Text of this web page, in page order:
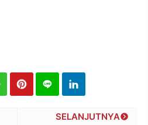
SELANJUTNYA